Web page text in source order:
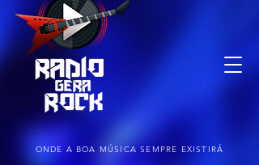
ONDE A BOA MÚSICA SEMPRE EXISTIRÁ